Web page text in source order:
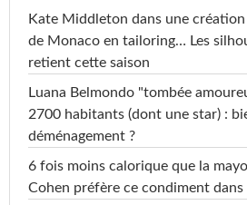
Kate Middleton dans une
de Monaco en tailoring… Les
retient cette saison
Luana Belmondo "tombée
2700 habitants (dont une star) :
déménagement ?
6 fois moins calorique que la
Cohen préfère ce condiment dans